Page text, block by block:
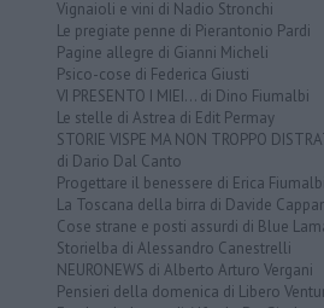
Vignaioli e vini di Nadio Stronchi
Le pregiate penne di Pierantonio Pardi
Pagine allegre di Gianni Micheli
Psico-cose di Federica Giusti
VI PRESENTO I MIEI... di Dino Fiumalbi
Le stelle di Astrea di Edit Permay
STORIE VISPE MA NON TROPPO
di Dario Dal Canto
Progettare il benessere di Erica Fiumalbi
La Toscana della birra di Davide
Cose strane e posti assurdi di Blue
Storielba di Alessandro Canestrelli
NEURONEWS di Alberto Arturo Vergani
Pensieri della domenica di Libero